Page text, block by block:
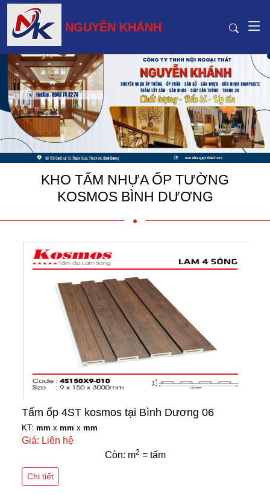
NGUYỄN KHÁNH
KHO TẤM NHỰA ỐP TƯỜNG
KOSMOS BÌNH DƯƠNG
Tấm ốp 4ST kosmos tại Bình Dương 06
KT: mm x mm x mm
Giá: Liên hệ
Còn: m2 = tấm
Chi tiết